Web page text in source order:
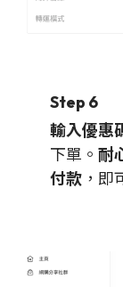
Step 6
輸入優惠
下單。 耐
付款 ，即